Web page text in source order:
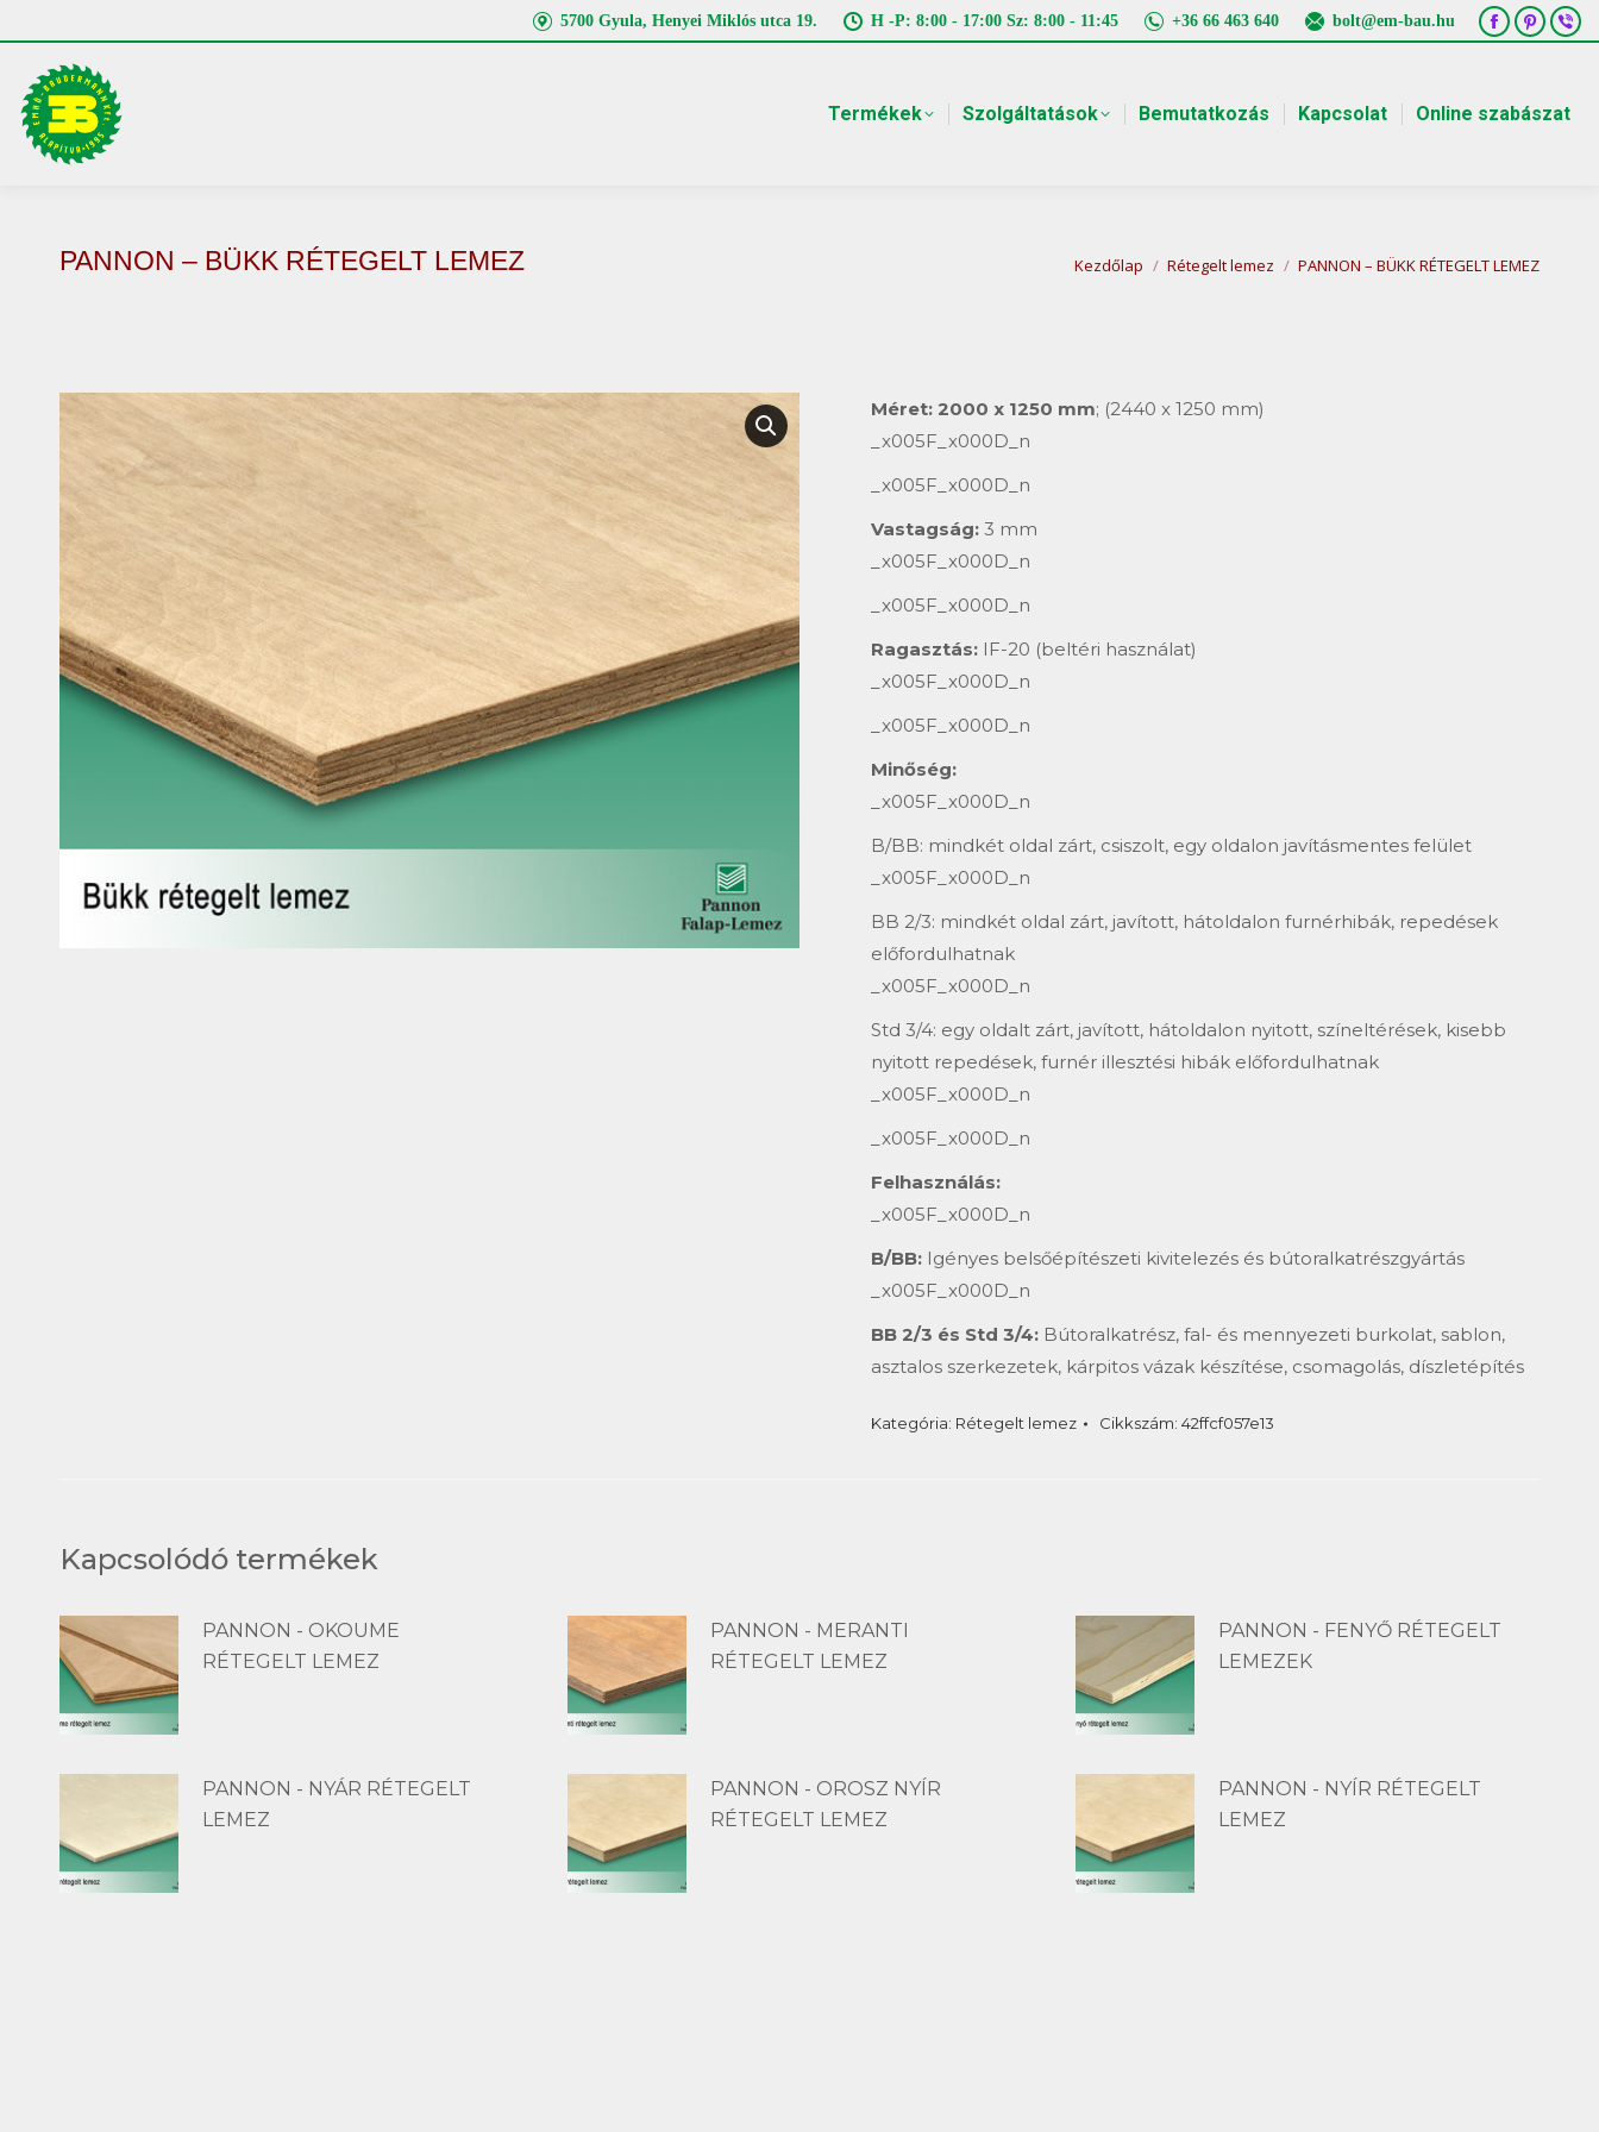
5700 Gyula, Henyei Miklós utca 19. H -P: 8:00 - 17:00 Sz: 8:00 - 11:45 +36 66 463 640 bolt@em-bau.hu
Facebook
in
in
in
Termékek Szolgáltatások Bemutatkozás Kapcsolat Online szabászat
PANNON – BÜKK RÉTEGELT LEMEZ You are here:
Kezdőlap Rétegelt lemez PANNON – BÜKK RÉTEGELT LEMEZ
Méret: 2000 x 1250 mm; (2440 x 1250 mm)
_x005F_x000D_n
_x005F_x000D_n
Vastagság: 3 mm
_x005F_x000D_n
_x005F_x000D_n
Ragasztás: IF-20 (beltéri használat)
_x005F_x000D_n
_x005F_x000D_n
Minőség:
_x005F_x000D_n
B/BB: mindkét oldal zárt, csiszolt, egy oldalon javításmentes felület
_x005F_x000D_n
BB 2/3: mindkét oldal zárt, javított, hátoldalon furnérhibák, repedések
előfordulhatnak
_x005F_x000D_n
Std 3/4: egy oldalt zárt, javított, hátoldalon nyitott, színeltérések, kisebb
nyitott repedések, furnér illesztési hibák előfordulhatnak
_x005F_x000D_n
_x005F_x000D_n
Felhasználás:
_x005F_x000D_n
B/BB: Igényes belsőépítészeti kivitelezés és bútoralkatrészgyártás
_x005F_x000D_n
BB 2/3 és Std 3/4: Bútoralkatrész, fal- és mennyezeti burkolat, sablon,
asztalos szerkezetek, kárpitos vázak készítése, csomagolás, díszletépítés
Kategória: Rétegelt lemez Cikkszám: 42ffcf057e13
Kapcsolódó termékek
PANNON - OKOUME
RÉTEGELT LEMEZ
PANNON - MERANTI
RÉTEGELT LEMEZ
PANNON - FENYŐ RÉTEGELT
LEMEZEK
PANNON - NYÁR RÉTEGELT
LEMEZ
PANNON - OROSZ NYÍR
RÉTEGELT LEMEZ
PANNON - NYÍR RÉTEGELT
LEMEZ